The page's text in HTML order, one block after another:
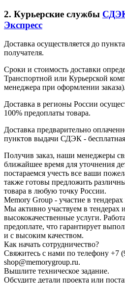
2. Курьерские службы
Экспресс
Доставка осуществляется до
получателя.
Сроки и стоимость доставки
Транспортной или Курьерской
менеджера при оформлении заказа).
Доставка в регионы России
100% предоплаты товара.
Доставка предварительно
пунктов выдачи СДЭК -
Получив заказ, наши менеджеры
ближайшее время для уточнения
постараемся учесть все ваши
также готовы предложить
товара в любую точку России.
Memory Group - участие в тендерах
Мы активно участвуем в тендерах
высококачественные услуги.
предоплате, что гарантирует
и с высоким качеством.
Как начать сотрудничество?
Свяжитесь с нами по телефону +7
shop@memorygroup.ru.
Вышлите техническое задание.
Обсудите детали проекта или